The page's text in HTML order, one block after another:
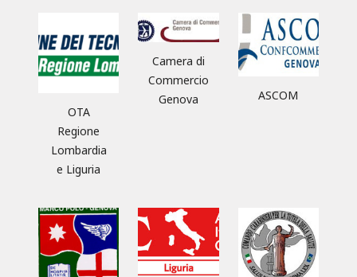
OTA
Regione
Lombardia
e Liguria
Camera di
Commercio
Genova
ASCOM